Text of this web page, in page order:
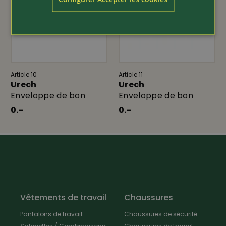
remises. Les bons sont valables jusqu'à 2 ans après leur
achat/émission et ne peuvent pas être remboursés.
Article 10
Urech
Enveloppe de bon
0.-
Article 11
Urech
Enveloppe de bon
0.-
Vêtements de travail
Pantalons de travail
Chaussures
Chaussures de sécurité